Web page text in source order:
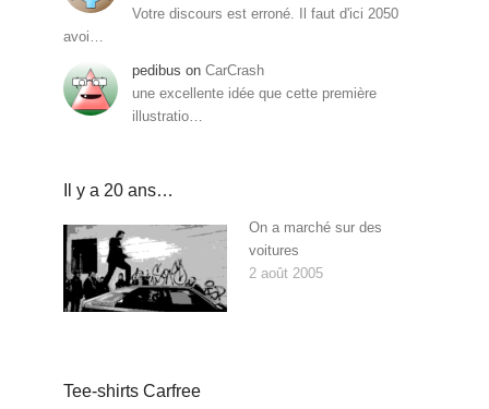
Votre discours est erroné. Il faut d'ici 2050
avoi…
pedibus on CarCrash
une excellente idée que cette première
illustratio…
Il y a 20 ans…
On a marché sur des
voitures
2 août 2005
Tee-shirts Carfree